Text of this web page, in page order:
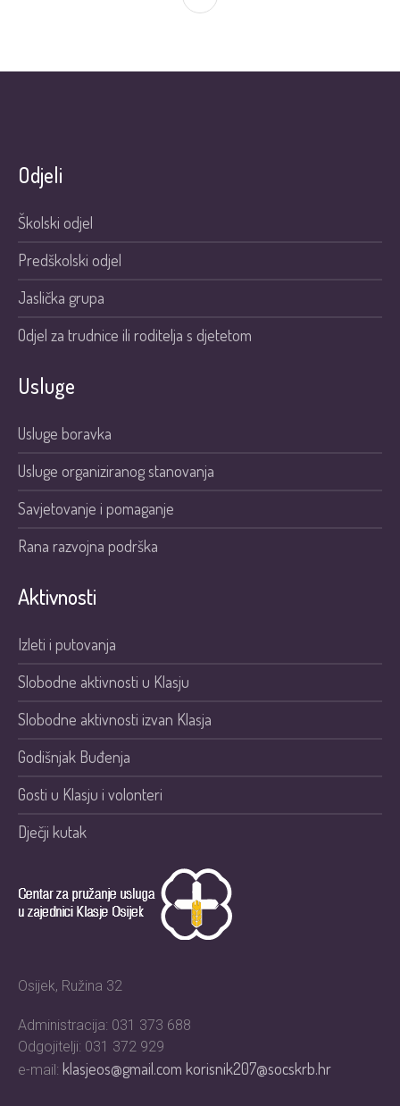
Odjeli
Školski odjel
Predškolski odjel
Jaslička grupa
Odjel za trudnice ili roditelja s djetetom
Usluge
Usluge boravka
Usluge organiziranog stanovanja
Savjetovanje i pomaganje
Rana razvojna podrška
Aktivnosti
Izleti i putovanja
Slobodne aktivnosti u Klasju
Slobodne aktivnosti izvan Klasja
Godišnjak Buđenja
Gosti u Klasju i volonteri
Dječji kutak
Osijek, Ružina 32
Administracija: 031 373 688
Odgojitelji: 031 372 929
e-mail: klasjeos@gmail.comkorisnik207@socskrb.hr